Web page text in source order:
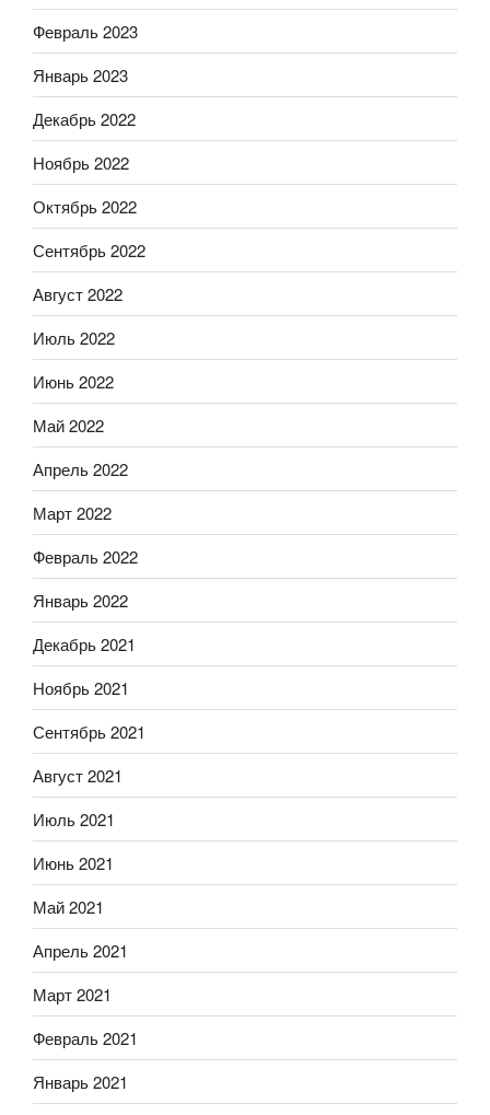
Февраль 2023
Январь 2023
Декабрь 2022
Ноябрь 2022
Октябрь 2022
Сентябрь 2022
Август 2022
Июль 2022
Июнь 2022
Май 2022
Апрель 2022
Март 2022
Февраль 2022
Январь 2022
Декабрь 2021
Ноябрь 2021
Сентябрь 2021
Август 2021
Июль 2021
Июнь 2021
Май 2021
Апрель 2021
Март 2021
Февраль 2021
Январь 2021